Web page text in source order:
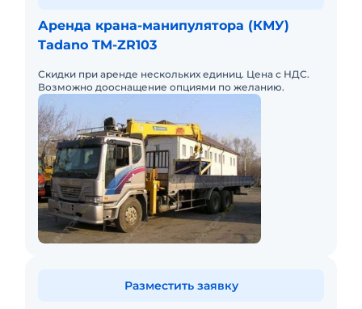
Аренда крана-манипулятора (КМУ)
Tadano TM-ZR103
Скидки при аренде нескольких единиц. Цена с НДС.
Возможно дооснащение опциями по желанию.
Разместить заявку